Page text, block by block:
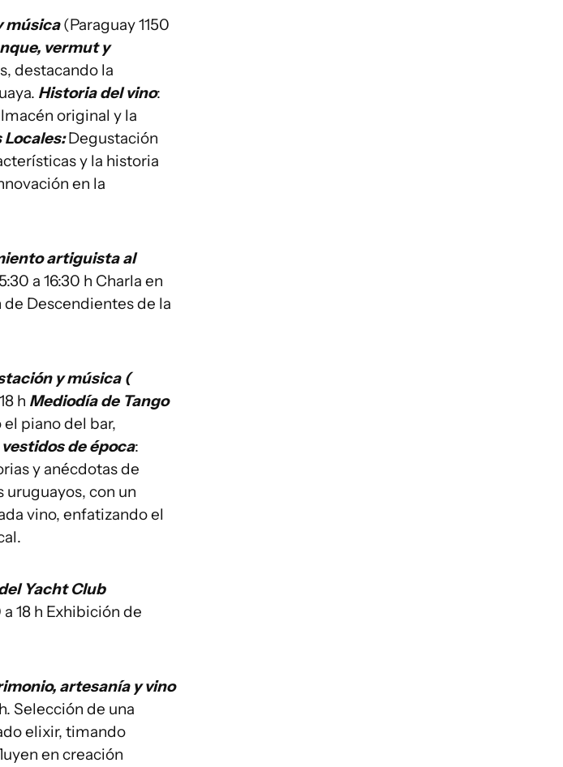
música(Paraguay 1150
vermut y
destacando la
Historia del vino:
original y la
Locales:Degustación
y la historia
en la
artiguista al
a 16:30 h Charla en
Descendientes de la
y música (
h Mediodía de Tango
piano del bar,
de época:
y anécdotas de
uruguayos, con un
vino, enfatizando el
Yacht Club
18 h Exhibición de
artesanía y vino
Selección de una
elixir, timando
en creación